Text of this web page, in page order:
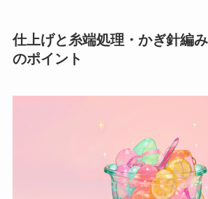
仕上げと糸端処理・かぎ針編
のポイント